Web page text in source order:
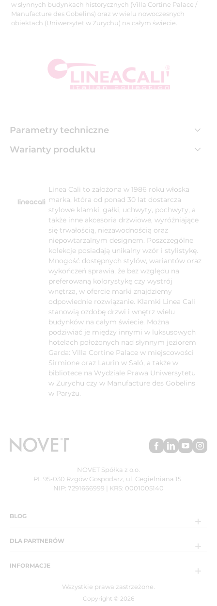
w słynnych budynkach historycznych (Villa Cortine Palace /
Manufacture des Gobelins) oraz w wielu nowoczesnych
obiektach (Uniwersytet w Zurychu) na całym świecie.
Parametry techniczne
Warianty produktu
Linea Cali to założona w 1986 roku włoska
marka, która od ponad 30 lat dostarcza
stylowe klamki, gałki, uchwyty, pochwyty, a
także inne akcesoria drzwiowe, wyróżniające
się trwałością, niezawodnością oraz
niepowtarzalnym designem. Poszczególne
kolekcje posiadają unikalny wzór i stylistykę.
Mnogość dostępnych stylów, wariantów oraz
wykończeń sprawia, że bez względu na
preferowaną kolorystykę czy wystrój
wnętrza, w ofercie marki znajdziemy
odpowiednie rozwiązanie. Klamki Linea Cali
stanowią ozdobę drzwi i wnętrz wielu
budynków na całym świecie. Można
podziwiać je między innymi w luksusowych
hotelach położonych nad słynnym jeziorem
Garda: Villa Cortine Palace w miejscowości
Sirmione oraz Laurin w Saló, a także w
bibliotece na Wydziale Prawa Uniwersytetu
w Zurychu czy w Manufacture des Gobelins
w Paryżu.
NOVET Spółka z o.o.
PL 95-030 Rzgów Gospodarz, ul. Cegielniana 15
NIP: 7291666999 | KRS: 0001005140
BLOG
DLA PARTNERÓW
INFORMACJE
Wszystkie prawa zastrzeżone.
Copyright © 2026